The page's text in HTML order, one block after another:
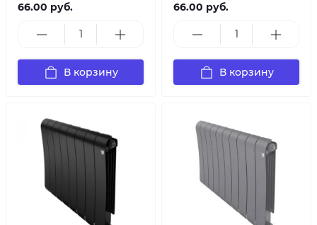
66.00 руб.
В корзину
66.00 руб.
В корзину